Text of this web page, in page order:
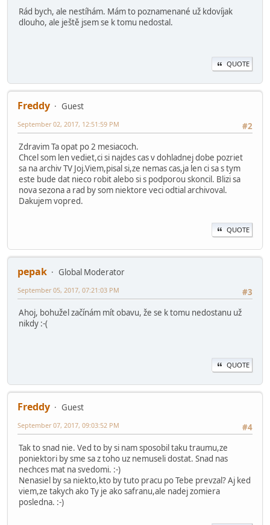
Rád bych, ale nestíhám. Mám to poznamenané už kdovíjak
dlouho, ale ještě jsem se k tomu nedostal.
QUOTE
Freddy
Guest
#2
September 02, 2017, 12:51:59 PM
Zdravim Ta opat po 2 mesiacoch.
Chcel som len vediet,ci si najdes cas v dohladnej dobe pozriet
sa na archiv TV Joj.Viem,pisal si,ze nemas cas,ja len ci sa s tym
este bude dat nieco robit alebo si s podporou skoncil. Blizi sa
nova sezona a rad by som niektore veci odtial archivoval.
Dakujem vopred.
QUOTE
pepak
Global Moderator
#3
September 05, 2017, 07:21:03 PM
Ahoj, bohužel začínám mít obavu, že se k tomu nedostanu už
nikdy :-(
QUOTE
Freddy
Guest
#4
September 07, 2017, 09:03:52 PM
Tak to snad nie. Ved to by si nam sposobil taku traumu,ze
poniektori by sme sa z toho uz nemuseli dostat. Snad nas
nechces mat na svedomi. :-)
Nenasiel by sa niekto,kto by tuto pracu po Tebe prevzal? Aj ked
viem,ze takych ako Ty je ako safranu,ale nadej zomiera
posledna. :-)